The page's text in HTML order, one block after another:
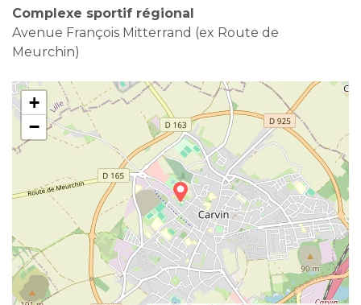
Complexe sportif régional
Avenue François Mitterrand (ex Route de
Meurchin)
+
−